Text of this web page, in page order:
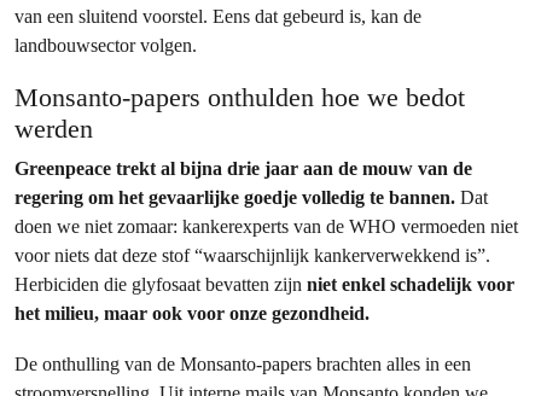
van een sluitend voorstel. Eens dat gebeurd is, kan de
landbouwsector volgen.
Monsanto-papers onthulden hoe we bedot
werden
Greenpeace trekt al bijna drie jaar aan de mouw van de
regering om het gevaarlijke goedje volledig te bannen. Dat
doen we niet zomaar: kankerexperts van de WHO vermoeden niet
voor niets dat deze stof “waarschijnlijk kankerverwekkend is”.
Herbiciden die glyfosaat bevatten zijn niet enkel schadelijk voor
het milieu, maar ook voor onze gezondheid.
De onthulling van de Monsanto-papers brachten alles in een